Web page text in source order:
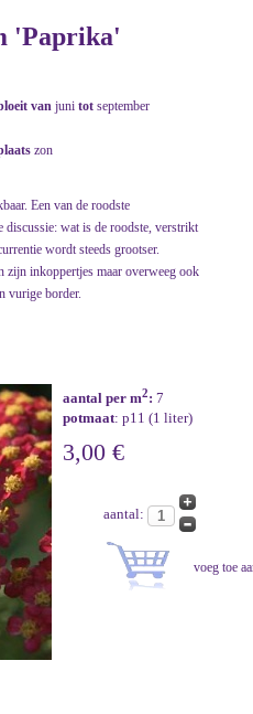
'Paprika'
van juni tot september
zon
Een van de roodste
discussie: wat is de roodste, verstrikt
wordt steeds grootser.
zijn inkoppertjes maar overweeg ook
vurige border.
aantal per m2: 7
potmaat: p11 (1 liter)
3,00 €
aantal: